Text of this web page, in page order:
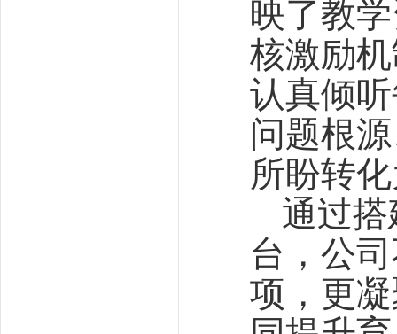
映了教
核激励
认真倾
问题根
所盼转
通过
台，公
项，更